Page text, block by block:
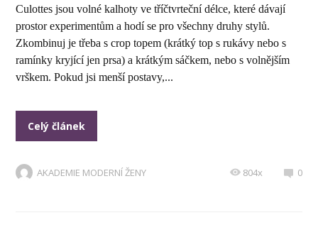
Culottes jsou volné kalhoty ve tříčtvrteční délce, které dávají
prostor experimentům a hodí se pro všechny druhy stylů.
Zkombinuj je třeba s crop topem (krátký top s rukávy nebo s
ramínky kryjící jen prsa) a krátkým sáčkem, nebo s volnějším
vrškem. Pokud jsi menší postavy,...
Celý článek
AKADEMIE MODERNÍ ŽENY 0
804x